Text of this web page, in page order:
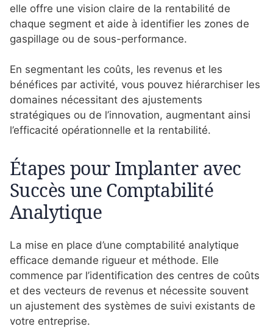
elle offre une vision claire de la rentabilité de
chaque segment et aide à identifier les zones de
gaspillage ou de sous-performance.
En segmentant les coûts, les revenus et les
bénéfices par activité, vous pouvez hiérarchiser les
domaines nécessitant des ajustements
stratégiques ou de l’innovation, augmentant ainsi
l’efficacité opérationnelle et la rentabilité.
Étapes pour Implanter avec
Succès une Comptabilité
Analytique
La mise en place d’une comptabilité analytique
efficace demande rigueur et méthode. Elle
commence par l’identification des centres de coûts
et des vecteurs de revenus et nécessite souvent
un ajustement des systèmes de suivi existants de
votre entreprise.